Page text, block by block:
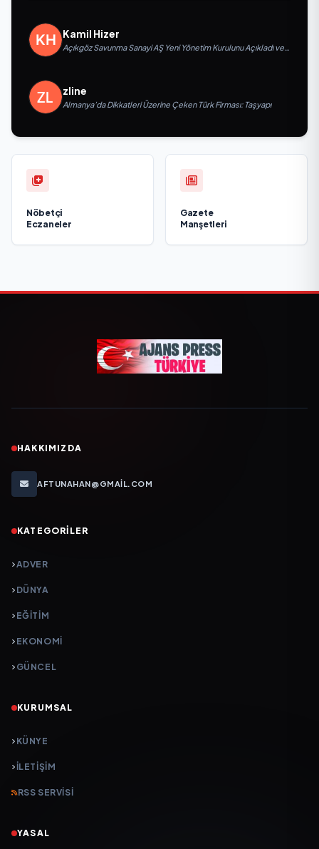
Kamil Hizer
Açıkgöz Savunma Sanayi AŞ Yeni Yönetim Kurulunu Açıkladı ve
zline
Almanya’da Dikkatleri Üzerine Çeken Türk Firması: Taşyapı
Nöbetçi
Eczaneler
Gazete
Manşetleri
HAKKIMIZDA
AFTUNAHAN@GMAIL.COM
KATEGORILER
ADVER
DÜNYA
EĞİTİM
EKONOMİ
GÜNCEL
KURUMSAL
KÜNYE
İLETIŞIM
RSS SERVISI
YASAL